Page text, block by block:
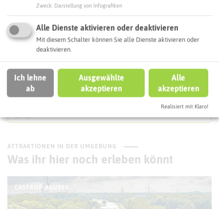
Routenplanung zum Ziel:
ÖPNV-Route finden
ATTRAKTIONEN IN DER UMGEBUNG
Was ihr hier noch erleben könnt
CASTROP-RAUXEL
Zweck Darstellung von Infografiken
Alle Dienste aktivieren oder deaktivieren
Mit diesem Schalter können Sie alle Dienste aktivieren oder
deaktivieren.
Ich lehne
ab
Ausgewählte
akzeptieren
Alle
akzeptieren
Realisiert mit Klaro!